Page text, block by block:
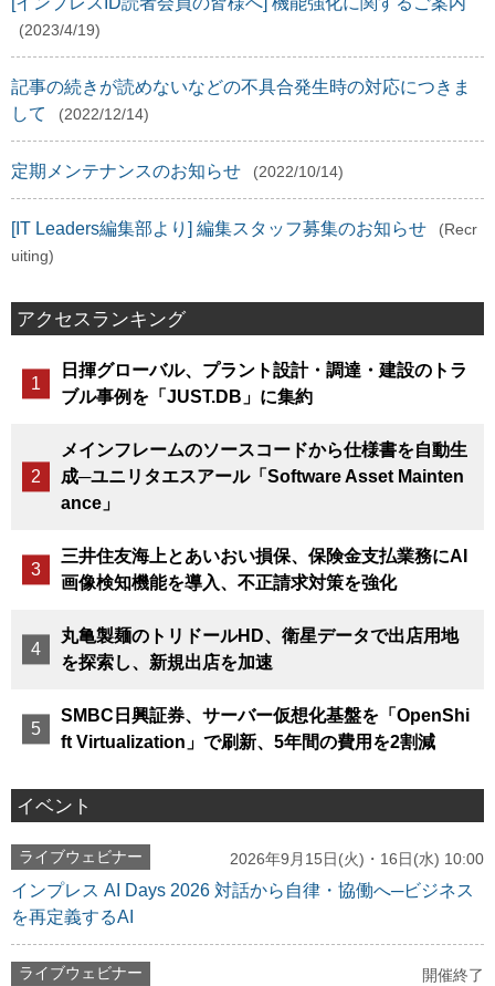
(2023/4/19)
記事の続きが読めないなどの不具合発生時の対応につきま
して
(2022/12/14)
定期メンテナンスのお知らせ (2022/10/14)
[IT Leaders編集部より] 編集スタッフ募集のお知らせ
(Recr
uiting)
アクセスランキング
日揮グローバル、プラント設計・調達・建設のトラ
ブル事例を「JUST.DB」に集約
メインフレームのソースコードから仕様書を自動生
成─ユニリタエスアール「Software Asset Mainten
ance」
三井住友海上とあいおい損保、保険金支払業務にAI
画像検知機能を導入、不正請求対策を強化
丸亀製麺のトリドールHD、衛星データで出店用地
を探索し、新規出店を加速
SMBC日興証券、サーバー仮想化基盤を「OpenShi
ft Virtualization」で刷新、5年間の費用を2割減
イベント
ライブウェビナー 2026年9月15日(火)・16日(水) 10:00
インプレス AI Days 2026 対話から自律・協働へ─ビジネス
を再定義するAI
ライブウェビナー 開催終了